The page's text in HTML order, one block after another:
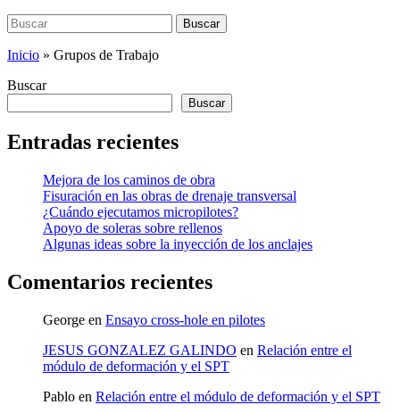
Buscar:
Buscar
Inicio » Grupos de Trabajo
Buscar
Buscar
Entradas recientes
Mejora de los caminos de obra
Fisuración en las obras de drenaje transversal
¿Cuándo ejecutamos micropilotes?
Apoyo de soleras sobre rellenos
Algunas ideas sobre la inyección de los anclajes
Comentarios recientes
George en Ensayo cross-hole en pilotes
JESUS GONZALEZ GALINDO en Relación entre el
módulo de deformación y el SPT
Pablo en Relación entre el módulo de deformación y el SPT